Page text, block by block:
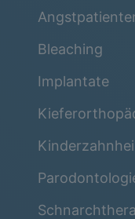
Bleaching
Implantate